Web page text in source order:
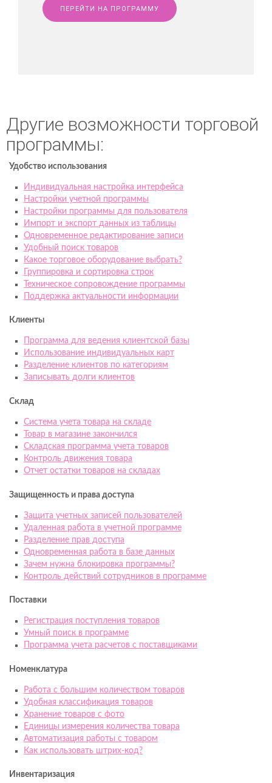
ПЕРЕЙТИ НА ПРОГРАММУ
Другие возможности торговой
программы:
Удобство использования
Индивидуальная настройка интерфейса
Настройки учетной программы
Настройки программы для пользователя
Импорт и экспорт данных из таблицы
Одновременное редактирование записи
Удобный поиск товаров
Какое торговое оборудование выбрать?
Группировка и сортировка строк
Техническое сопровождение программы
Поддержка актуальности информации
Клиенты
Программа для ведения клиентской базы
Использование индивидуальных карт
Разделение клиентов по категориям
Записывать долги клиентов
Склад
Система учета товара на складе
Товар в магазине закончился
Складская программа учета товаров
Контроль движения товара
Отчет остатки товаров на складах
Защищенность и права доступа
Защита учетных записей пользователей
Удаленная работа в учетной программе
Разделение прав доступа
Одновременная работа в базе данных
Зачем нужна блокировка программы?
Контроль действий сотрудников в программе
Поставки
Регистрация поступления товаров
Умный поиск в программе
Программа учета расчетов с поставщиками
Номенклатура
Работа с большим количеством товаров
Удобная классификация товаров
Хранение товаров с фото
Единицы измерения количества товара
Автоматизация работы с товаром
Как использовать штрих-код?
Инвентаризация